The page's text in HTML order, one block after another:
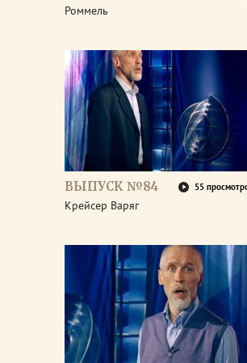
Роммель
ВЫПУСК №84 55
Крейсер Варяг